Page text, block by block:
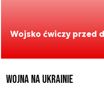
Wojsko ćwiczy przed
Wojna na Ukrainie